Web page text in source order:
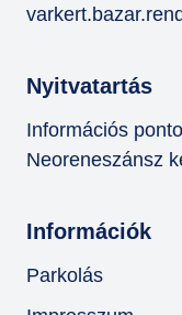
Nyitvatartás
Információs
Neoreneszánsz
Információk
Parkolás